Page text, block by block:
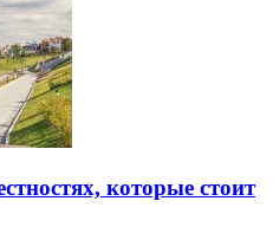
которые стоит